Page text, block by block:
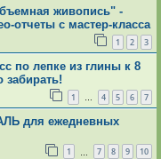
живопись" -
отчеты с мастер-класса
1 2 3
по лепке из глины к 8
1 … 4 5 6 7
для ежедневных
1 7 8 9 10